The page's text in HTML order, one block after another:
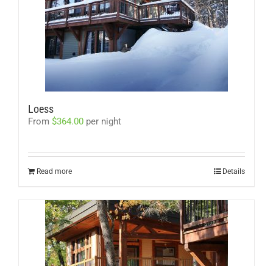
Loess
From $364.00 per night
Read more Details